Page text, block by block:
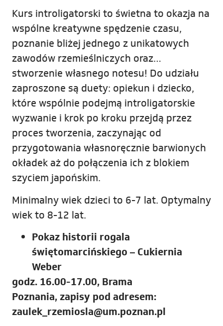
Kurs introligatorski to świetna to okazja na
wspólne kreatywne spędzenie czasu,
poznanie bliżej jednego z unikatowych
zawodów rzemieślniczych oraz…
stworzenie własnego notesu! Do udziału
zaproszone są duety: opiekun i dziecko,
które wspólnie podejmą introligatorskie
wyzwanie i krok po kroku przejdą przez
proces tworzenia, zaczynając od
przygotowania własnoręcznie barwionych
okładek aż do połączenia ich z blokiem
szyciem japońskim.
Minimalny wiek dzieci to 6-7 lat. Optymalny
wiek to 8-12 lat.
Pokaz historii rogala
świętomarcińskiego – Cukiernia
Weber
godz. 16.00-17.00, Brama
Poznania,zapisy pod adresem:
zaulek_rzemiosla@um.poznan.pl